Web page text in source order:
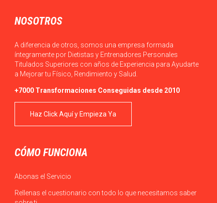
NOSOTROS
A diferencia de otros, somos una empresa formada
íntegramente por Dietistas y Entrenadores Personales
Titulados Superiores con años de Experiencia para Ayudarte
a Mejorar tu Físico, Rendimiento y Salud.
+7000 Transformaciones Conseguidas desde 2010
Haz Click Aquí y Empieza Ya
CÓMO FUNCIONA
Abonas el Servicio
Rellenas el cuestionario con todo lo que necesitamos saber